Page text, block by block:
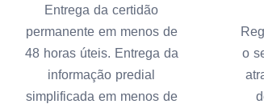
Entrega da certidão
permanente em menos de
48 horas úteis. Entrega da
informação predial
simplificada em menos de
o